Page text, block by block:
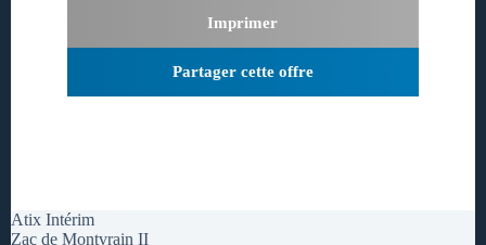
Imprimer
Partager cette offre
Atix Intérim
Zac de Montvrain II